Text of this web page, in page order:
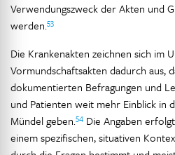
Verwendungszweck der Akten und
werden.53
Die Krankenakten zeichnen sich im
Vormundschaftsakten dadurch aus,
dokumentierten Befragungen und
und Patienten weit mehr Einblick in
Mündel geben.54 Die Angaben
einem spezifischen, situativen